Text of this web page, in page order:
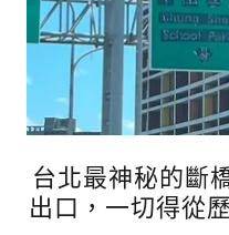
台北最神秘的斷
出口，一切得從